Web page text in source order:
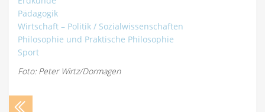
Pädagogik
Wirtschaft – Politik / Sozialwissenschaften
Philosophie und Praktische Philosophie
Sport
Foto: Peter Wirtz/Dormagen